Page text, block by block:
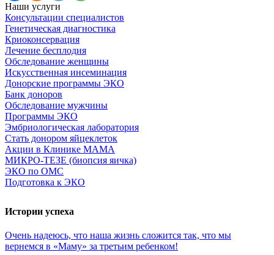
Наши услуги
Консультации специалистов
Генетическая диагностика
Криоконсервация
Лечение бесплодия
Обследование женщины
Искусственная инсеминация
Донорские программы ЭКО
Банк доноров
Обследование мужчины
Программы ЭКО
Эмбриологическая лаборатория
Стать донором яйцеклеток
Акции в Клинике МАМА
МИКРО-ТЕЗЕ (биопсия яичка)
ЭКО по ОМС
Подготовка к ЭКО
Истории успеха
Очень надеюсь, что наша жизнь сложится так, что мы
вернемся в «Маму» за третьим ребенком!